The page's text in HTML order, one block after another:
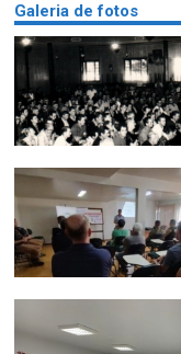
Galeria de fotos